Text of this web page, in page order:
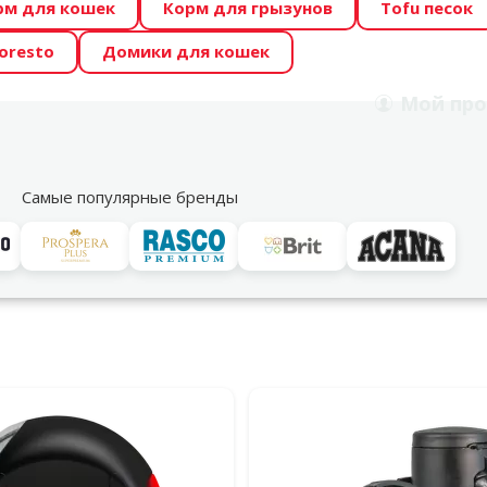
предлагает отличные цены на ТОП-овые корма! 🍖
ŪSAIŅI”! Возможно Твой питомец станет звездой
для кошек Корм для грызунов
Tofu песок
Домики для кошек
Самые популярные бренды
Акции
Flexi
ассортименте. Выбери поводок, который лучше